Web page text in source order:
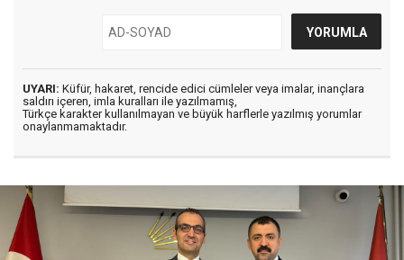
UYARI: Küfür, hakaret, rencide edici cümleler veya imalar, inançlara
saldırı içeren, imla kuralları ile yazılmamış,
Türkçe karakter kullanılmayan ve büyük harflerle yazılmış yorumlar
onaylanmamaktadır.